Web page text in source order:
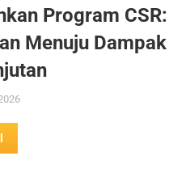
Program
Menuju Dampak